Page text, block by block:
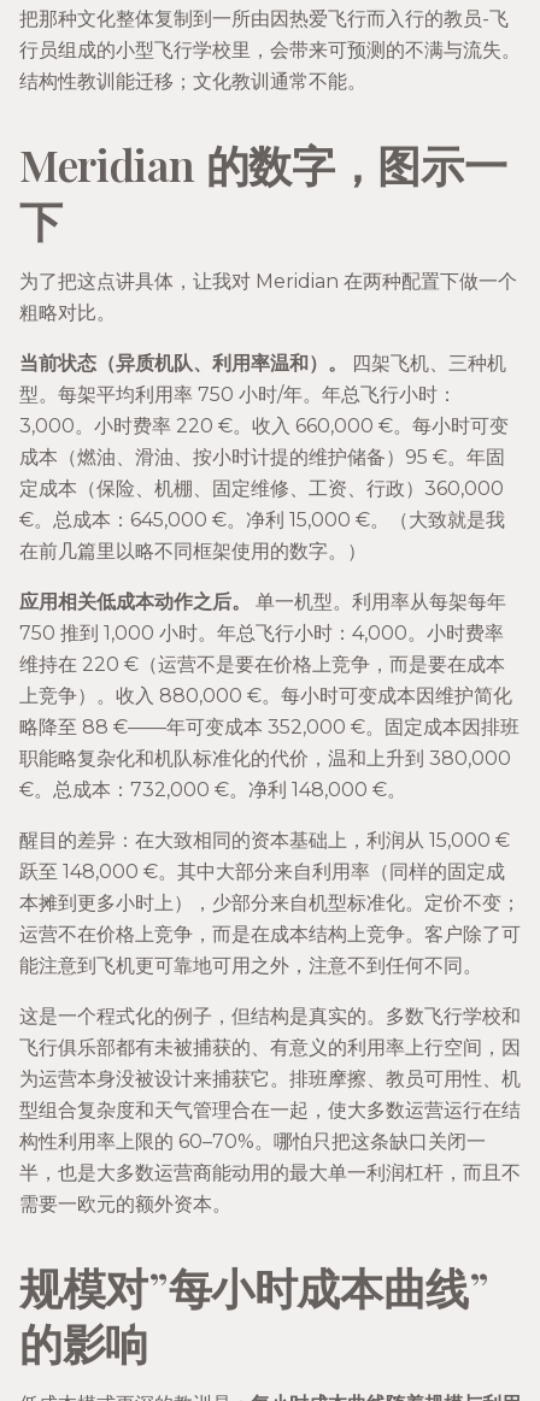
把那种文化整体复制到一所由因热爱飞行而入行的教员-飞
行员组成的小型飞行学校里，会带来可预测的不满与流失。
结构性教训能迁移；文化教训通常不能。
Meridian 的数字，图示一
下
为了把这点讲具体，让我对 Meridian 在两种配置下做一个
粗略对比。
当前状态（异质机队、利用率温和）。
四架飞机、三种机
型。每架平均利用率 750 小时/年。年总飞行小时：
3,000。小时费率 220 €。收入 660,000 €。每小时可变
成本（燃油、滑油、按小时计提的维护储备）95 €。年固
定成本（保险、机棚、固定维修、工资、行政）360,000
€。总成本：645,000 €。净利 15,000 €。（大致就是我
在前几篇里以略不同框架使用的数字。）
应用相关低成本动作之后。
单一机型。利用率从每架每年
750 推到 1,000 小时。年总飞行小时：4,000。小时费率
维持在 220 €（运营不是要在价格上竞争，而是要在成本
上竞争）。收入 880,000 €。每小时可变成本因维护简化
略降至 88 €——年可变成本 352,000 €。固定成本因排班
职能略复杂化和机队标准化的代价，温和上升到 380,000
€。总成本：732,000 €。净利 148,000 €。
醒目的差异：在大致相同的资本基础上，利润从 15,000 €
跃至 148,000 €。其中大部分来自利用率（同样的固定成
本摊到更多小时上），少部分来自机型标准化。定价不变；
运营不在价格上竞争，而是在成本结构上竞争。客户除了可
能注意到飞机更可靠地可用之外，注意不到任何不同。
这是一个程式化的例子，但结构是真实的。多数飞行学校和
飞行俱乐部都有未被捕获的、有意义的利用率上行空间，因
为运营本身没被设计来捕获它。排班摩擦、教员可用性、机
型组合复杂度和天气管理合在一起，使大多数运营运行在结
构性利用率上限的 60–70%。哪怕只把这条缺口关闭一
半，也是大多数运营商能动用的最大单一利润杠杆，而且不
需要一欧元的额外资本。
规模对”每小时成本曲线”
的影响